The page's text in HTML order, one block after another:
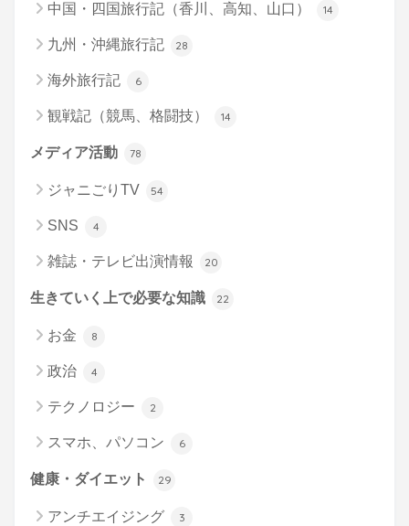
中国・四国旅行記（香川、高知、山口） 14
九州・沖縄旅行記 28
海外旅行記 6
観戦記（競馬、格闘技） 14
メディア活動 78
ジャニごりTV 54
SNS 4
雑誌・テレビ出演情報 20
生きていく上で必要な知識 22
お金 8
政治 4
テクノロジー 2
スマホ、パソコン 6
健康・ダイエット 29
アンチエイジング 3